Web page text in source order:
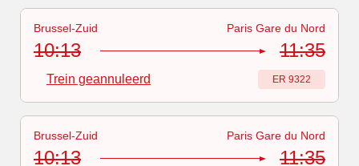
Treinnummer:
ER 9322-Trein geannuleerd
Brussel-Zuid Paris Gare du Nord
10:13 11:35
Trein geannuleerd Treinnummer
ER 9322
Treinnummer:
ER 9422-Trein geannuleerd
Brussel-Zuid Paris Gare du Nord
10:13 11:35